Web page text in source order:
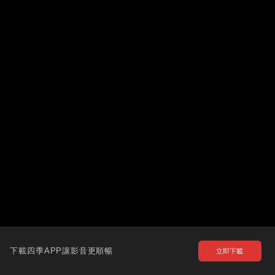
下載四季APP讓影音更順暢 立即下載